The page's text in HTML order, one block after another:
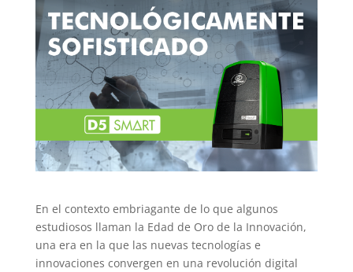
En el contexto embriagante de lo que algunos
estudiosos llaman la Edad de Oro de la Innovación,
una era en la que las nuevas tecnologías e
innovaciones convergen en una revolución digital